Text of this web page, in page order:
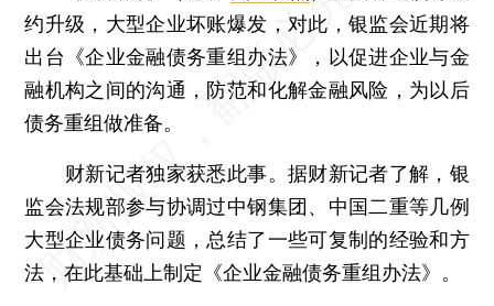
约升级，大型企业坏账爆发，对此，银监会近期将
出台《企业金融债务重组办法》，以促进企业与金
融机构之间的沟通，防范和化解金融风险，为以后
债务重组做准备。
财新记者独家获悉此事。据财新记者了解，银
监会法规部参与协调过中钢集团、中国二重等几例
大型企业债务问题，总结了一些可复制的经验和方
法，在此基础上制定《企业金融债务重组办法》。